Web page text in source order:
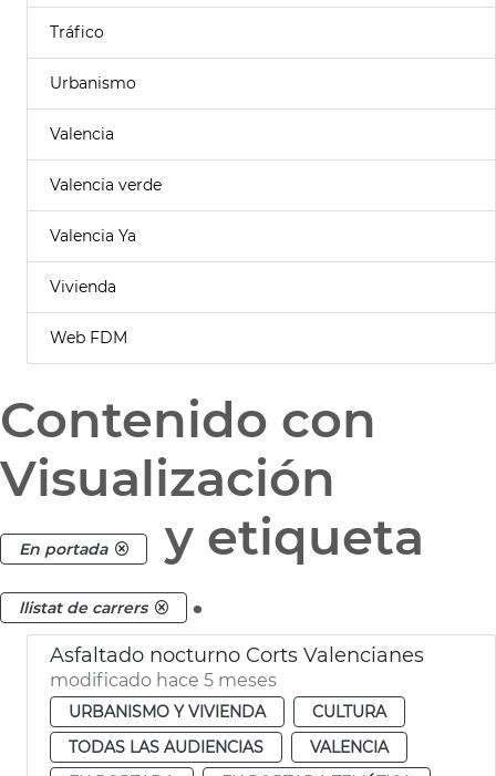
Tráfico
Urbanismo
Valencia
Valencia verde
Valencia Ya
Vivienda
Web FDM
Contenido con
Visualización
En portada y etiqueta
llistat de carrers .
Asfaltado nocturno Corts Valencianes
modificado hace 5 meses
URBANISMO Y VIVIENDA
CULTURA
TODAS LAS AUDIENCIAS
VALENCIA